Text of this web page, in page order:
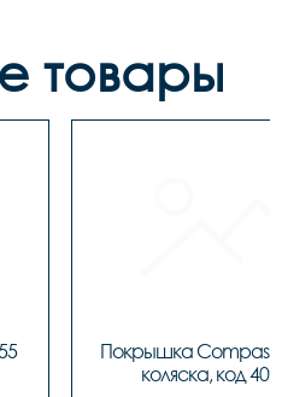
товары
Покрышка Compass
коляска, код